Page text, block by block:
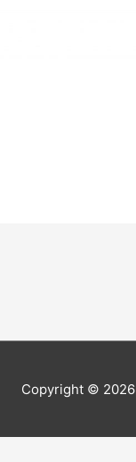
Copyright © 2026